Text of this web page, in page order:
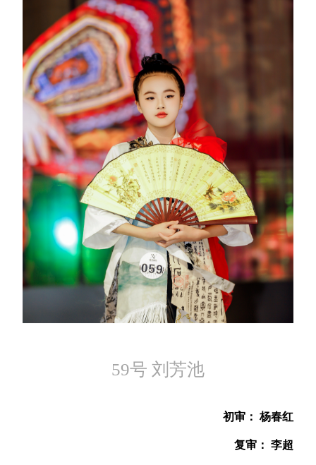
59号 刘芳池
初审： 杨春红
复审： 李超